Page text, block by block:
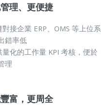
理、更便捷
對接企業 ERP、OMS 等上位系
錯率低
量化的工作量 KPI 考核，便於
理
富，更周全